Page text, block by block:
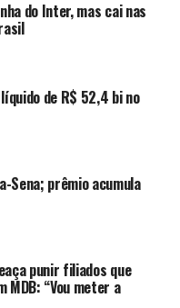
35 anos. Ele possui
Sua última luta
Vera por decisão
publicadas em Só
do Inter, mas cai nas
de R$ 52,4 bi no
Sena; prêmio acumula
punir filiados que
MDB: “Vou meter a